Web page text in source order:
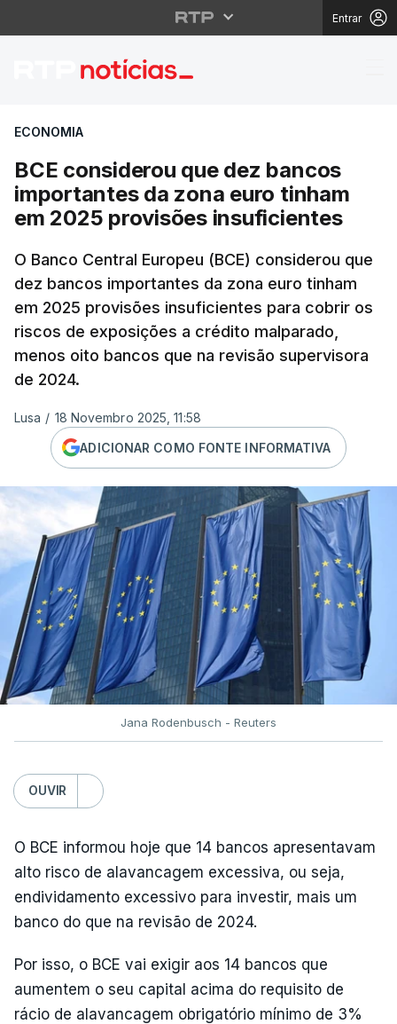
Entrar
BCE considerou que
ECONOMIA
BCE considerou que dez bancos
importantes da zona euro tinham
em 2025 provisões insuficientes
O Banco Central Europeu (BCE) considerou que
dez bancos importantes da zona euro tinham
em 2025 provisões insuficientes para cobrir os
riscos de exposições a crédito malparado,
menos oito bancos que na revisão supervisora
de 2024.
Lusa / 18 Novembro 2025, 11:58
ADICIONAR COMO FONTE INFORMATIVA
Jana Rodenbusch - Reuters
OUVIR
O BCE informou hoje que 14 bancos apresentavam
alto risco de alavancagem excessiva, ou seja,
endividamento excessivo para investir, mais um
banco do que na revisão de 2024.
Por isso, o BCE vai exigir aos 14 bancos que
aumentem o seu capital acima do requisito de
rácio de alavancagem obrigatório mínimo de 3%